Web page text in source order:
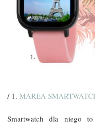
/ 1. MAREA
Smartwatch dla niego